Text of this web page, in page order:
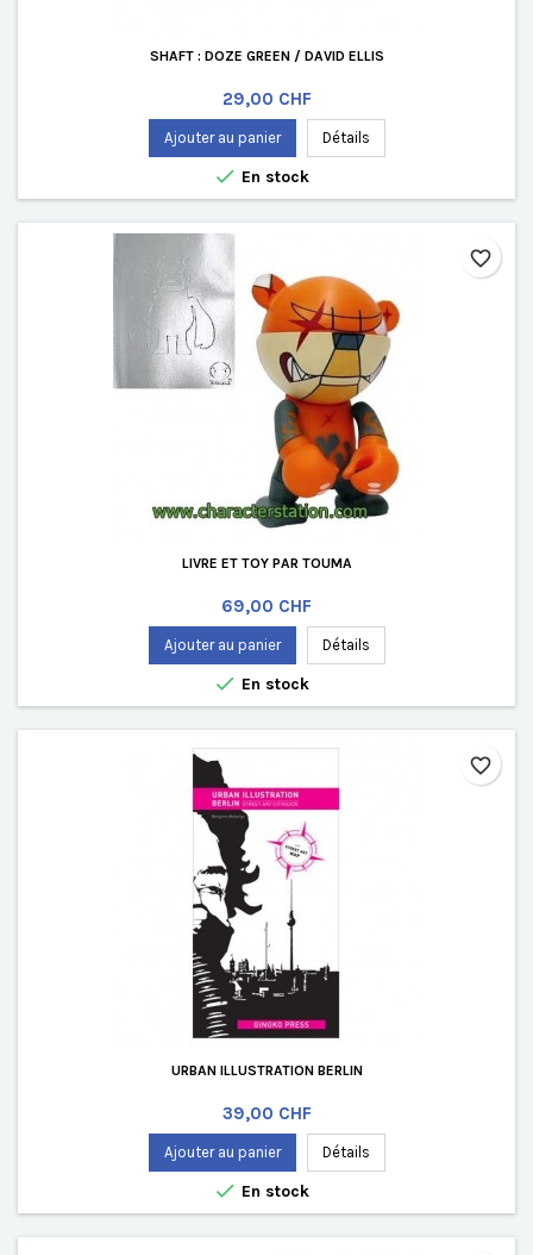
SHAFT : DOZE GREEN / DAVID ELLIS
Prix
29,00 CHF
Ajouter au panier Détails
 En stock
LIVRE ET TOY PAR TOUMA
Prix
69,00 CHF
Ajouter au panier Détails
 En stock
favorite_border
URBAN ILLUSTRATION BERLIN
Prix
39,00 CHF
Ajouter au panier Détails
 En stock
favorite_border